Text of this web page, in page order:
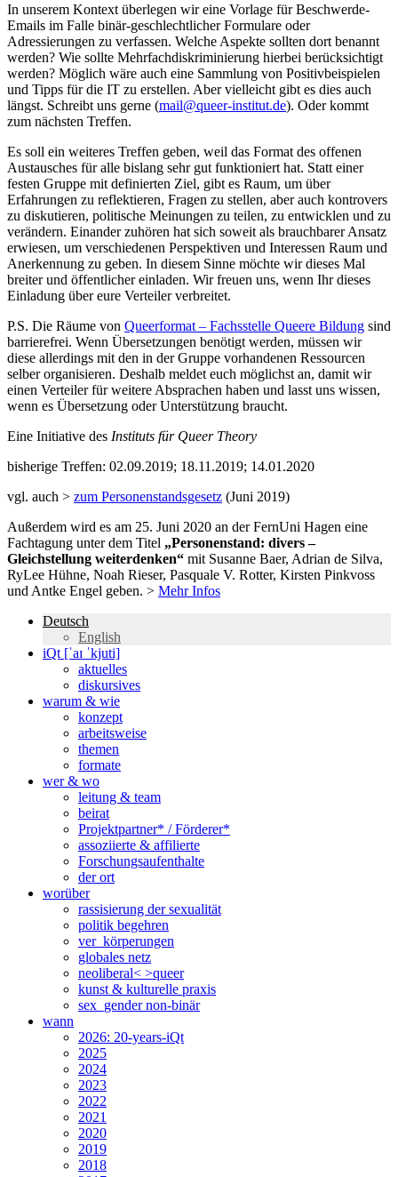
In unserem Kontext überlegen wir eine Vorlage für Beschwerde-
Emails im Falle binär-geschlechtlicher Formulare oder
Adressierungen zu verfassen. Welche Aspekte sollten dort benannt
werden? Wie sollte Mehrfachdiskriminierung hierbei berücksichtigt
werden? Möglich wäre auch eine Sammlung von Positivbeispielen
und Tipps für die IT zu erstellen. Aber vielleicht gibt es dies auch
längst. Schreibt uns gerne (mail@queer-institut.de). Oder kommt
zum nächsten Treffen.
Es soll ein weiteres Treffen geben, weil das Format des offenen
Austausches für alle bislang sehr gut funktioniert hat. Statt einer
festen Gruppe mit definierten Ziel, gibt es Raum, um über
Erfahrungen zu reflektieren, Fragen zu stellen, aber auch kontrovers
zu diskutieren, politische Meinungen zu teilen, zu entwicklen und zu
verändern. Einander zuhören hat sich soweit als brauchbarer Ansatz
erwiesen, um verschiedenen Perspektiven und Interessen Raum und
Anerkennung zu geben. In diesem Sinne möchte wir dieses Mal
breiter und öffentlicher einladen. Wir freuen uns, wenn Ihr dieses
Einladung über eure Verteiler verbreitet.
P.S. Die Räume von Queerformat – Fachsstelle Queere Bildung sind
barrierefrei. Wenn Übersetzungen benötigt werden, müssen wir
diese allerdings mit den in der Gruppe vorhandenen Ressourcen
selber organisieren. Deshalb meldet euch möglichst an, damit wir
einen Verteiler für weitere Absprachen haben und lasst uns wissen,
wenn es Übersetzung oder Unterstützung braucht.
Eine Initiative des Instituts für Queer Theory
bisherige Treffen: 02.09.2019; 18.11.2019; 14.01.2020
vgl. auch > zum Personenstandsgesetz (Juni 2019)
Außerdem wird es am 25. Juni 2020 an der FernUni Hagen eine
Fachtagung unter dem Titel „Personenstand: divers –
Gleichstellung weiterdenken“ mit Susanne Baer, Adrian de Silva,
RyLee Hühne, Noah Rieser, Pasquale V. Rotter, Kirsten Pinkvoss
und Antke Engel geben. > Mehr Infos
Deutsch
English
iQt [ˈaɪ ˈkjuti]
aktuelles
diskursives
warum & wie
konzept
arbeitsweise
themen
formate
wer & wo
leitung & team
beirat
Projektpartner* / Förderer*
assoziierte & affilierte
Forschungsaufenthalte
der ort
worüber
rassisierung der sexualität
politik begehren
ver_körperungen
globales netz
neoliberal< >queer
kunst & kulturelle praxis
sex_gender non-binär
wann
2026: 20-years-iQt
2025
2024
2023
2022
2021
2020
2019
2018